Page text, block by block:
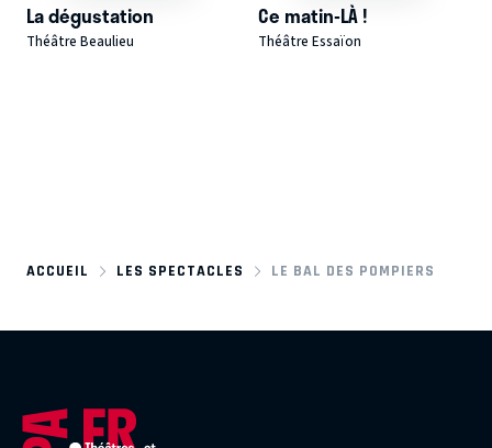
La dégustation
Théâtre Beaulieu
Ce matin-LÀ !
Théâtre Essaïon
ACCUEIL LES SPECTACLES LE BAL DES POMPIERS